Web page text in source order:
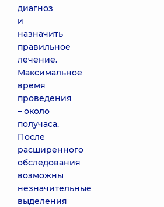
диагноз
и
назначить
правильное
лечение.
Максимальное
время
проведения
– около
получаса.
После
расширенного
обследования
возможны
незначительные
выделения